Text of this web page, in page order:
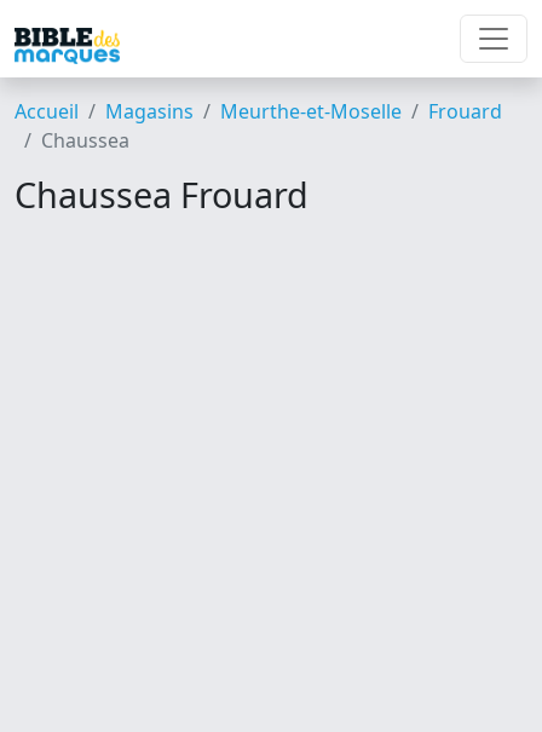
Accueil Magasins Meurthe-et-Moselle
Frouard
Chaussea
Chaussea Frouard